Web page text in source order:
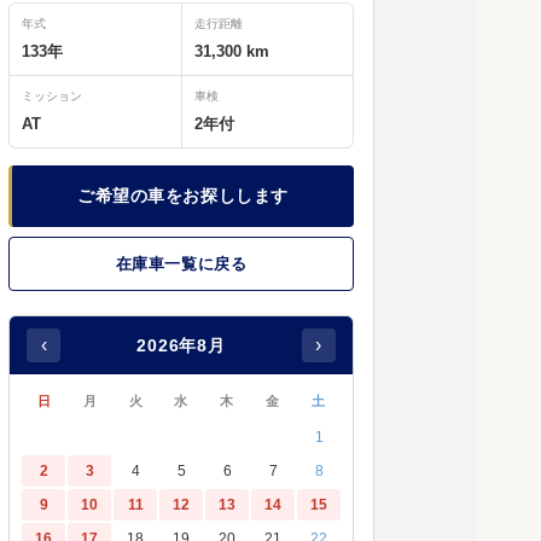
年式
133年
走行距離
31,300 km
ミッション
AT
車検
2年付
ご希望の車をお探しします
在庫車一覧に戻る
‹ 2026年8月 ›
日 月 火 水 木 金 土
1
2
3 4 5 6 7
8
9
10 11 12 13 14
15